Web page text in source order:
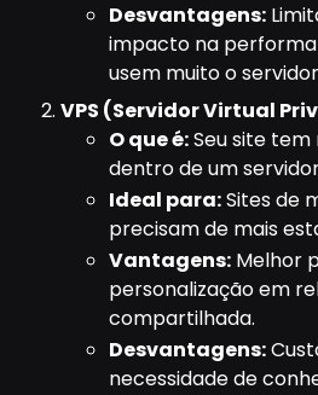
Desvantagens:
impacto na
usem muito o
VPS (Servidor Virtual
O que é:Seu site
dentro de um
Ideal para:Sites de
precisam de mais
Vantagens: Melhor
personalização em
compartilhada.
Desvantagens:
necessidade de